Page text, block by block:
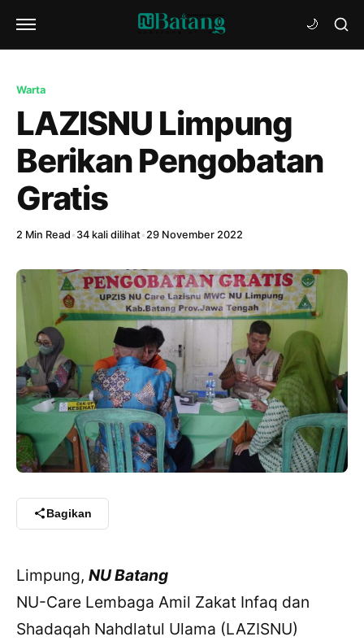
Warta
LAZISNU Limpung
Berikan Pengobatan
Gratis
2 Min Read • 34 kali dilihat•29 November 2022
Bagikan
Limpung, NU Batang
NU-Care Lembaga Amil Zakat Infaq dan
Shadaqah Nahdlatul Ulama (LAZISNU)